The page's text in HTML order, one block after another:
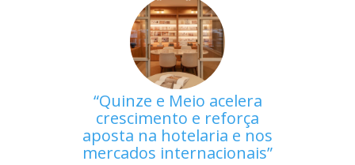
Quinze e Meio acelera
crescimento e reforça
aposta na hotelaria e nos
mercados internacionais